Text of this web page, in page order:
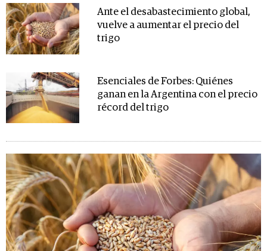
Ante el desabastecimiento global,
vuelve a aumentar el precio del
trigo
Esenciales de Forbes: Quiénes
ganan en la Argentina con el precio
récord del trigo